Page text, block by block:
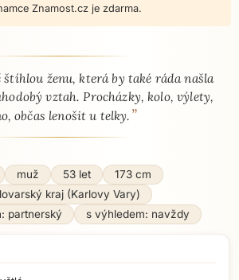
Znamost.cz je zdarma.
profil
štíhlou ženu, která by také ráda našla
vztah. Procházky, kolo, výlety,
občas lenošit u telky. ”
muž 53 let
173 cm
kraj (Karlovy Vary)
partnerský
s výhledem: navždy